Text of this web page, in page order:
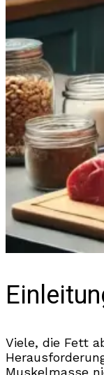
Viele, die Fett
Muskelmasse